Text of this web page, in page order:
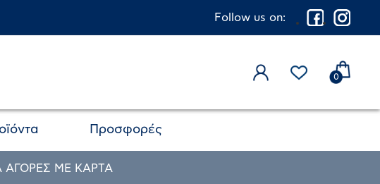
Follow us on:
0
Προσφορές
ΑΓΟΡΕΣ ΜΕ ΚΑΡΤΑ